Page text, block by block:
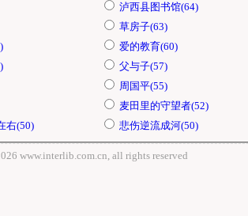
泸西县图书馆(64)
草房子(63)
爱的教育(60)
父与子(57)
周国平(55)
麦田里的守望者(52)
右(50)
悲伤逆流成河(50)
www.interlib.com.cn, all rights reserved